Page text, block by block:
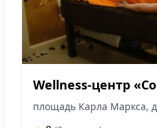
Wellness-центр
площадь Карла Маркса,